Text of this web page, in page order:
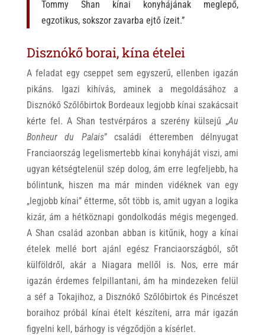
Tommy Shan kínai konyhájának meglepő,
egzotikus, sokszor zavarba ejtő ízeit.”
Disznókő borai, kína ételei
A feladat egy cseppet sem egyszerű, ellenben igazán
pikáns. Igazi kihívás, aminek a megoldásához a
Disznókő Szőlőbirtok Bordeaux legjobb kínai szakácsait
kérte fel. A Shan testvérpáros a szerény külsejű „Au
Bonheur du Palais” családi étteremben délnyugat
Franciaország legelismertebb kínai konyháját viszi, ami
ugyan kétségtelenül szép dolog, ám erre legfeljebb, ha
bólintunk, hiszen ma már minden vidéknek van egy
„legjobb kínai” étterme, sőt több is, amit ugyan a logika
kizár, ám a hétköznapi gondolkodás mégis megenged.
A Shan család azonban abban is kitűnik, hogy a kínai
ételek mellé bort ajánl egész Franciaországból, sőt
külföldről, akár a Niagara mellől is. Nos, erre már
igazán érdemes felpillantani, ám ha mindezeken felül
a séf a Tokajihoz, a Disznókő Szőlőbirtok és Pincészet
boraihoz próbál kínai ételt készíteni, arra már igazán
figyelni kell, bárhogy is végződjön a kísérlet.